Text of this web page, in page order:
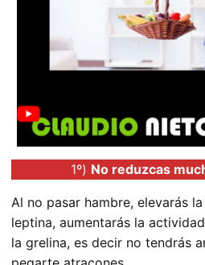
1º) No reduzcas
Al no pasar hambre, elevarás
leptina, aumentarás la
la grelina, es decir no tendrás